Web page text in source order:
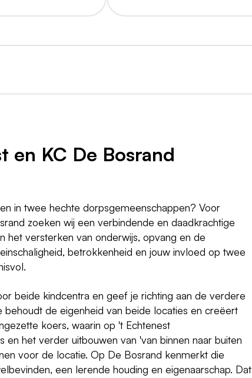
en KC De Bosrand
in twee hechte dorpsgemeenschappen? Voor
zoeken wij een verbindende en daadkrachtige
het versterken van onderwijs, opvang en de
betrokkenheid en jouw invloed op twee
beide kindcentra en geef je richting aan de verdere
de eigenheid van beide locaties en creëert
koers, waarin op 't Echtenest
het verder uitbouwen van 'van binnen naar buiten
voor de locatie. Op De Bosrand kenmerkt die
een lerende houding en eigenaarschap. Dat